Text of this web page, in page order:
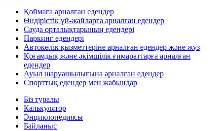
Қоймаға арналған едендер
Өндірістік үй-жайларға арналған едендер
Сауда орталықтарының едендері
Паркинг едендері
Автокөлік қызметтеріне арналған едендер және жүз
Қоғамдық және әкімшілік ғимараттарға арналған
едендер
Ауыл шаруашылығына арналған едендер
Спорттық едендер мен жабындар
Біз туралы
Калькулятор
Энциклопедиясы
Байланыс